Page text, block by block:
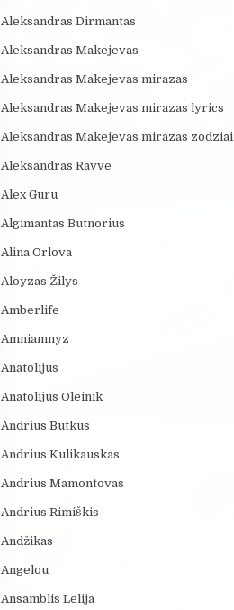
Aleksandras Dirmantas
Aleksandras Makejevas
Aleksandras Makejevas mirazas
Aleksandras Makejevas mirazas lyrics
Aleksandras Makejevas mirazas zodziai
Aleksandras Ravve
Alex Guru
Algimantas Butnorius
Alina Orlova
Aloyzas Žilys
Amberlife
Amniamnyz
Anatolijus
Anatolijus Oleinik
Andrius Butkus
Andrius Kulikauskas
Andrius Mamontovas
Andrius Rimiškis
Andžikas
Angelou
Ansamblis Lelija